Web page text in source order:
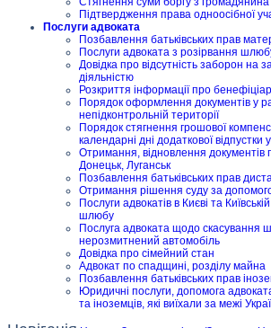
Підтвердження права одноосібної
Послуги адвоката
Позбавлення батьківських прав
Послуги адвоката з розірвання
Довідка про відсутність заборон на
діяльністю
Розкриття інформації про
Порядок оформлення документів у
непідконтрольній території
Порядок стягнення грошової
календарні дні додаткової відпустки
Отримання, відновлення документів
Донецьк, Луганськ
Позбавлення батьківських прав
Отримання рішення суду за
Послуги адвокатів в Києві та
шлюбу
Послуга адвоката щодо скасування
нерозмитнений автомобіль
Довідка про сімейний стан
Адвокат по спадщині, розділу майна
Позбавлення батьківських прав
Юридичні послуги, допомога
та іноземців, які виїхали за межі